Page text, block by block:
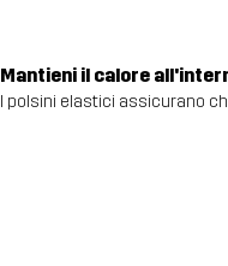
Mantieni il calore
I polsini elastici assicurano